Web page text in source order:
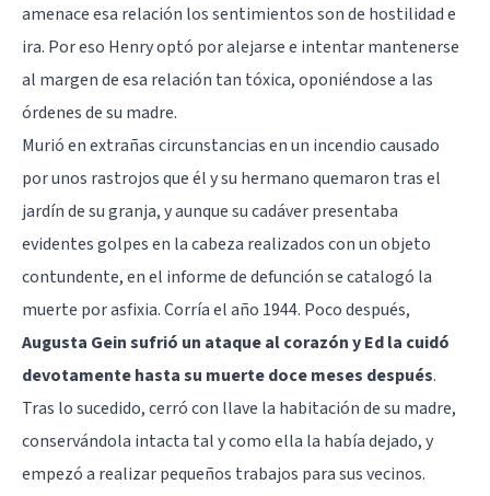
amenace esa relación los sentimientos son de hostilidad e
ira. Por eso Henry optó por alejarse e intentar mantenerse
al margen de esa relación tan tóxica, oponiéndose a las
órdenes de su madre.
Murió en extrañas circunstancias en un incendio causado
por unos rastrojos que él y su hermano quemaron tras el
jardín de su granja, y aunque su cadáver presentaba
evidentes golpes en la cabeza realizados con un objeto
contundente, en el informe de defunción se catalogó la
muerte por asfixia. Corría el año 1944. Poco después,
Augusta Gein sufrió un ataque al corazón y Ed la cuidó
devotamente hasta su muerte doce meses después.
Tras lo sucedido, cerró con llave la habitación de su madre,
conservándola intacta tal y como ella la había dejado, y
empezó a realizar pequeños trabajos para sus vecinos.